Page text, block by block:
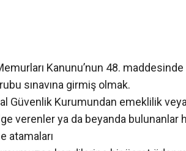
Kanunu’nun 48.
sınavına girmiş olmak.
Güvenlik Kurumundan emeklilik veya
verenler ya da beyanda bulunanlar
atamaları